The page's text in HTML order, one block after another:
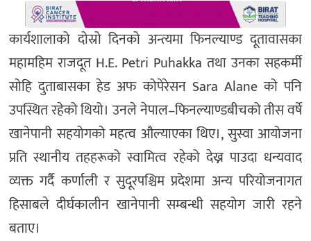
कार्यशालाको दोस्रो दिनको अन्त्यमा फिनल्याण्ड दूतावासका
महामहिम राजदूत H.E. Petri Puhakka तथा उनका सहकर्मी
सोहि दुताबासका हेड अफ कोपेरेसन Sara Alane को पनि
उपस्थित रहेको थियो। उनले नेपाल–फिनल्याण्डबीचको तीस वर्षे
खानेपानी सहयोगको महत्व औल्याएका थिए।, सुस्वा आयोजना
प्रति स्थानीय तहहरूको स्वामित्व रहेको देख्न पाउदा धन्यवाद
व्यक्त गर्दै कर्णाली र सुदूरपश्चिम प्रदेशमा अन्य परियोजनागत
हिसाबले दीर्घकालीन खानेपानी सम्बन्धी सहयोग जारी रहने
बताए।